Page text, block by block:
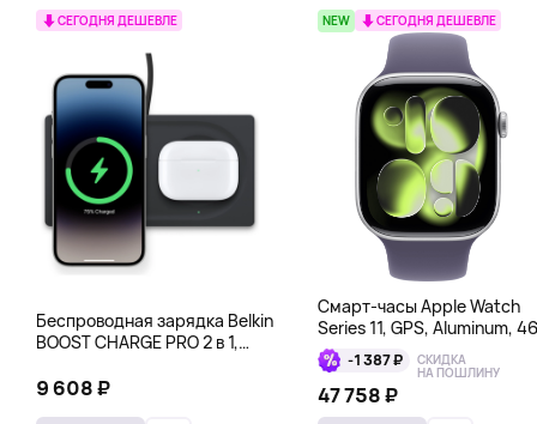
СЕГОДНЯ ДЕШЕВЛЕ
Беспроводная зарядка Belkin
BOOST CHARGE PRO 2 в 1,
9 608 ₽
NEW СЕГОДНЯ ДЕШЕВЛЕ
Смарт-часы Apple Watch
Series 11, GPS, Aluminum, 46
мм, серебряный
-1 387 ₽ СКИДКА
НА ПОШЛИНУ
47 758 ₽